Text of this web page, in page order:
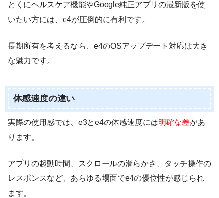
とくにヘルスケア機能やGoogle純正アプリの最新版を使
いたい方には、e4が圧倒的に有利です。
長期所有を考えるなら、e4のOSアップデート対応は大き
な魅力です。
体感速度の違い
実際の使用感では、e3とe4の体感速度には明確な差があ
ります。
アプリの起動時間、スクロールの滑らかさ、タッチ操作の
レスポンスなど、あらゆる場面でe4の優位性が感じられ
ます。